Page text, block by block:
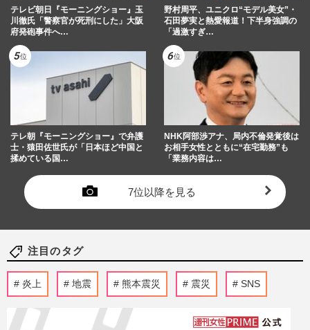
テレビ朝日『モーニングショー』玉
川徹氏「警察官が死刑にした」大阪
府発砲事件へ…
野村周平、ユニクロ“モデル美女”・
石田夢実と熱愛報道！下半身強調の
「過激すぎ…
テレ朝『モーニングショー』で弁護
士・猿田佐世氏が「日本ほど中国と
揉めている国…
NHK阿部渉アナ、局内不倫発覚後は
お相手女性とともに“在宅勤務”も
「業務内容は…
7位以降を見る
注目のタグ
炎上 地震 熊本震災 震災 SNS